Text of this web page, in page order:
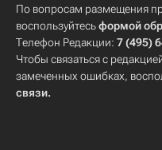
По вопросам размещения
воспользуйтесьформой
Телефон Редакции: 7 (495)
Чтобы связаться с
замеченных ошибках,
связи.